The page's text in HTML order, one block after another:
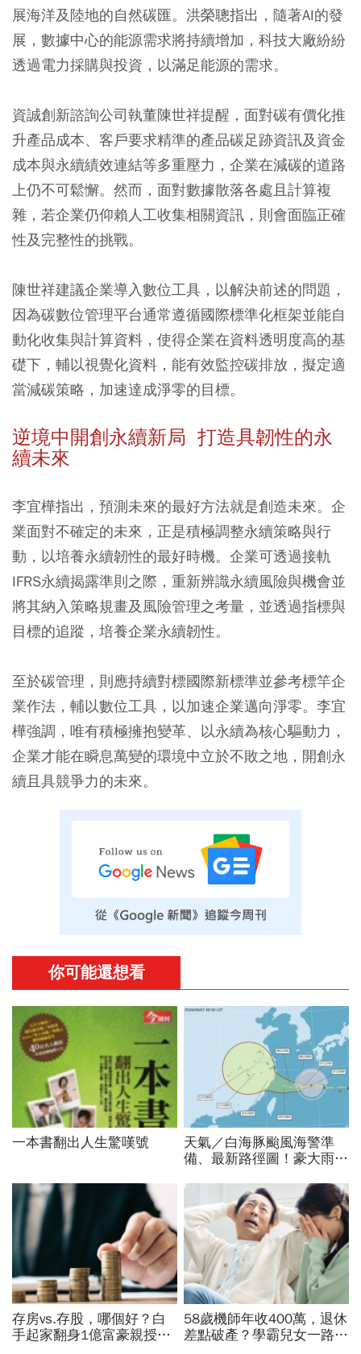
展海洋及陸地的自然碳匯。洪榮聰指出，隨著AI的發
展，數據中心的能源需求將持續增加，科技大廠紛紛
透過電力採購與投資，以滿足能源的需求。
資誠創新諮詢公司執董陳世祥提醒，面對碳有價化推
升產品成本、客戶要求精準的產品碳足跡資訊及資金
成本與永續績效連結等多重壓力，企業在減碳的道路
上仍不可鬆懈。然而，面對數據散落各處且計算複
雜，若企業仍仰賴人工收集相關資訊，則會面臨正確
性及完整性的挑戰。
陳世祥建議企業導入數位工具，以解決前述的問題，
因為碳數位管理平台通常遵循國際標準化框架並能自
動化收集與計算資料，使得企業在資料透明度高的基
礎下，輔以視覺化資料，能有效監控碳排放，擬定適
當減碳策略，加速達成淨零的目標。
逆境中開創永續新局 打造具韌性的永
續未來
李宜樺指出，預測未來的最好方法就是創造未來。企
業面對不確定的未來，正是積極調整永續策略與行
動，以培養永續韌性的最好時機。企業可透過接軌
IFRS永續揭露準則之際，重新辨識永續風險與機會並
將其納入策略規畫及風險管理之考量，並透過指標與
目標的追蹤，培養企業永續韌性。
至於碳管理，則應持續對標國際新標準並參考標竿企
業作法，輔以數位工具，以加速企業邁向淨零。李宜
樺強調，唯有積極擁抱變革、以永續為核心驅動力，
企業才能在瞬息萬變的環境中立於不敗之地，開創永
續且具競爭力的未來。